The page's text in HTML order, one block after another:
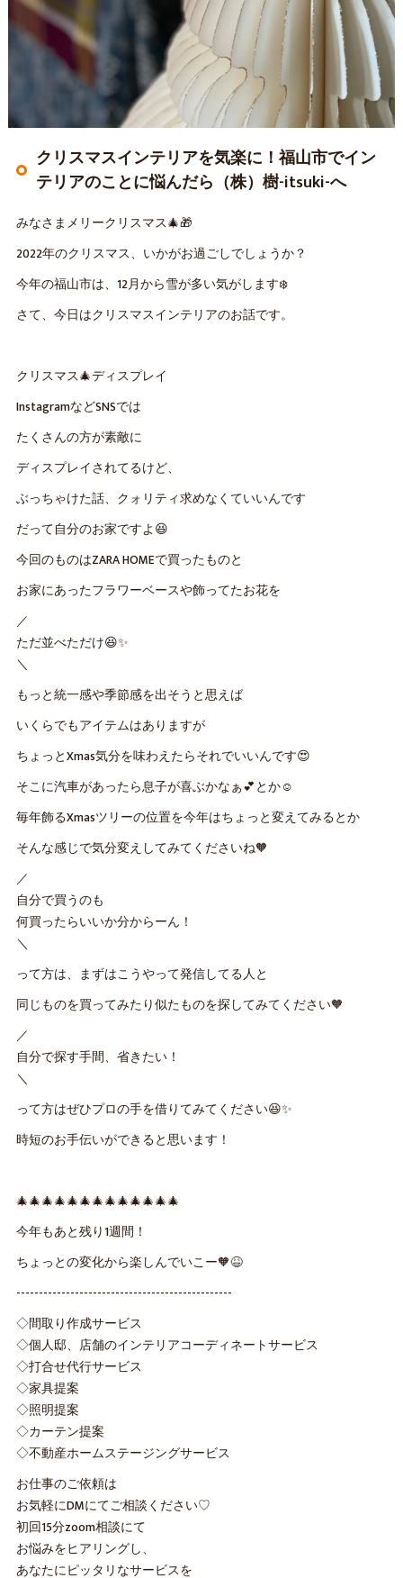
クリスマスインテリアを気楽に！福山市でイン
テリアのことに悩んだら（株）樹-itsuki-へ
みなさまメリークリスマス🎄🎁
2022年のクリスマス、いかがお過ごしでしょうか？
今年の福山市は、12月から雪が多い気がします❄️
さて、今日はクリスマスインテリアのお話です。
クリスマス🎄ディスプレイ
InstagramなどSNSでは
たくさんの方が素敵に
ディスプレイされてるけど、
ぶっちゃけた話、クォリティ求めなくていいんです
だって自分のお家ですよ😆
今回のものはZARA HOMEで買ったものと
お家にあったフラワーベースや飾ってたお花を
／
ただ並べただけ😆✨
＼
もっと統一感や季節感を出そうと思えば
いくらでもアイテムはありますが
ちょっとXmas気分を味わえたらそれでいいんです😍
そこに汽車があったら息子が喜ぶかなぁ💕とか☺️
毎年飾るXmasツリーの位置を今年はちょっと変えてみるとか
そんな感じで気分変えしてみてくださいね🧡
／
自分で買うのも
何買ったらいいか分からーん！
＼
って方は、まずはこうやって発信してる人と
同じものを買ってみたり似たものを探してみてください🧡
／
自分で探す手間、省きたい！
＼
って方はぜひプロの手を借りてみてください😆✨
時短のお手伝いができると思います！
🎄🎄🎄🎄🎄🎄🎄🎄🎄🎄🎄🎄🎄
今年もあと残り1週間！
ちょっとの変化から楽しんでいこー🧡😆
------------------------------------------------
◇間取り作成サービス
◇個人邸、店舗のインテリアコーディネートサービス
◇打合せ代行サービス
◇家具提案
◇照明提案
◇カーテン提案
◇不動産ホームステージングサービス
お仕事のご依頼は
お気軽にDMにてご相談ください♡
初回15分zoom相談にて
お悩みをヒアリングし、
あなたにピッタリなサービスを